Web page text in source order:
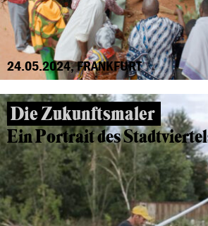
24.05.2024, FRANKFURT
Die Zukunftsmaler
Ein Portrait des